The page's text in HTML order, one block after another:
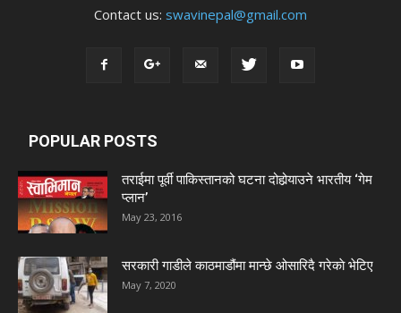
Contact us: swavinepal@gmail.com
POPULAR POSTS
तराईमा पूर्वी पाकिस्तानको घटना दोहोर्‍याउने भारतीय ‘गेम
प्लान’
May 23, 2016
सरकारी गाडीले काठमाडौंमा मान्छे ओसारिदै गरेकाे भेटिए
May 7, 2020